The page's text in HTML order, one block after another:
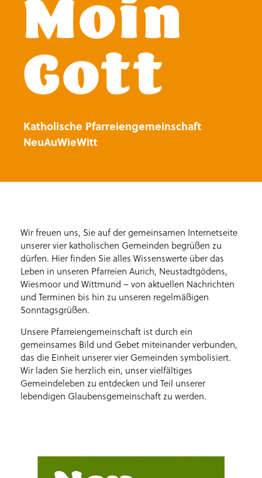
Moin
Gott
Katholische Pfarreiengemeinschaft
NeuAuWieWitt
Wir freuen uns, Sie auf der gemeinsamen Internetseite
unserer vier katholischen Gemeinden begrüßen zu
dürfen. Hier finden Sie alles Wissenswerte über das
Leben in unseren Pfarreien Aurich, Neustadtgödens,
Wiesmoor und Wittmund – von aktuellen Nachrichten
und Terminen bis hin zu unseren regelmäßigen
Sonntagsgrüßen.
Unsere Pfarreiengemeinschaft ist durch ein
gemeinsames Bild und Gebet miteinander verbunden,
das die Einheit unserer vier Gemeinden symbolisiert.
Wir laden Sie herzlich ein, unser vielfältiges
Gemeindeleben zu entdecken und Teil unserer
lebendigen Glaubensgemeinschaft zu werden.